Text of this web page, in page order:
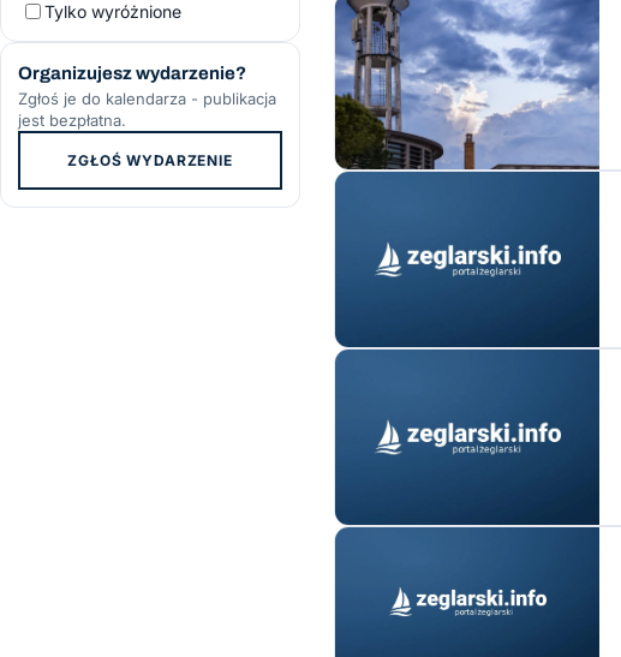
Tylko wyróżnione
Organizujesz wydarzenie?
Zgłoś je do kalendarza - publikacja
jest bezpłatna.
ZGŁOŚ WYDARZENIE